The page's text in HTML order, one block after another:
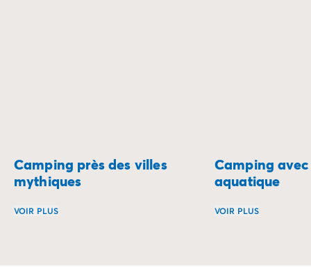
Camping près des villes
mythiques
VOIR PLUS
Camping
aquatique
VOIR PLUS